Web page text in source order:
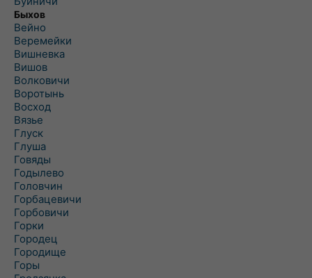
Быхов
Вейно
Веремейки
Вишневка
Вишов
Волковичи
Воротынь
Восход
Вязье
Глуск
Глуша
Говяды
Годылево
Головчин
Горбацевичи
Горбовичи
Горки
Городец
Городище
Горы